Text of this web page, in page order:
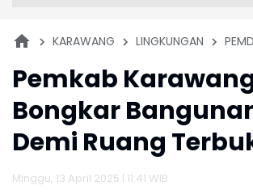
KARAWANG LINGKUNGAN
Pemkab
Bongkar
Demi Ruang
Minggu, 13 April 2025 | 11:41 WIB